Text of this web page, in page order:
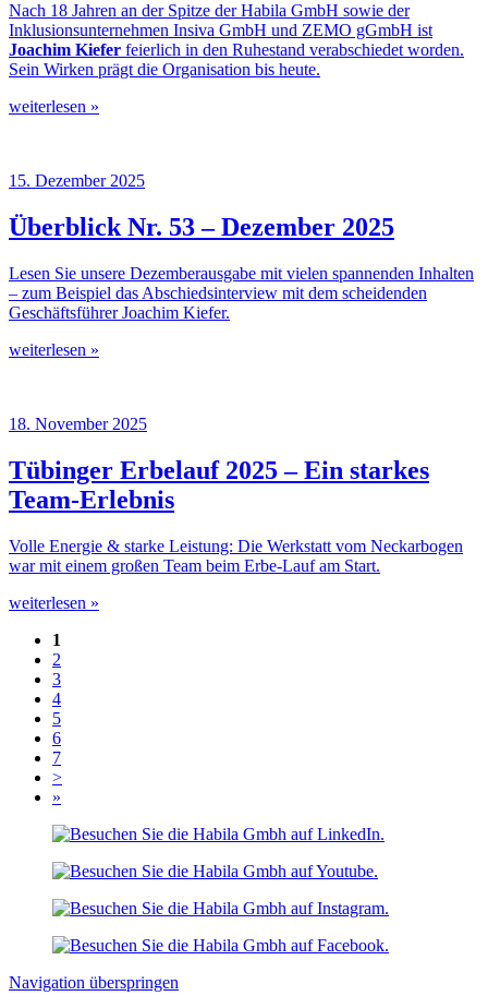
Nach 18 Jahren an der Spitze der Habila GmbH sowie der
Inklusionsunternehmen Insiva GmbH und ZEMO gGmbH ist
Joachim Kiefer feierlich in den Ruhestand verabschiedet worden.
Sein Wirken prägt die Organisation bis heute.
weiterlesen »
15. Dezember 2025
Überblick Nr. 53 – Dezember 2025
Lesen Sie unsere Dezemberausgabe mit vielen spannenden Inhalten
– zum Beispiel das Abschiedsinterview mit dem scheidenden
Geschäftsführer Joachim Kiefer.
weiterlesen »
18. November 2025
Tübinger Erbelauf 2025 – Ein starkes
Team-Erlebnis
Volle Energie & starke Leistung: Die Werkstatt vom Neckarbogen
war mit einem großen Team beim Erbe-Lauf am Start.
weiterlesen »
1
2
3
4
5
6
7
>
»
Navigation überspringen